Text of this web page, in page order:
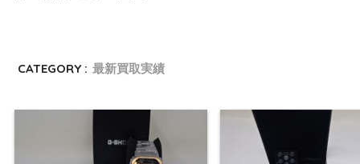
CATEGORY : 最新買取実績